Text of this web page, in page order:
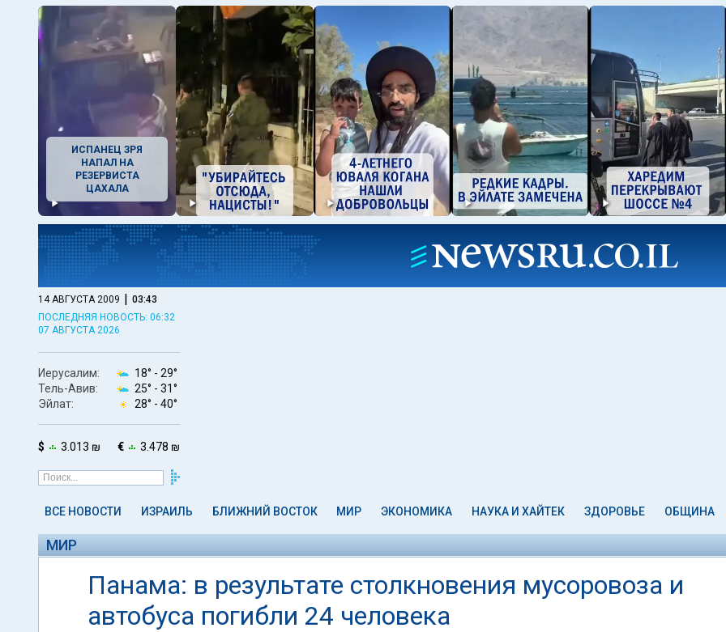
ИСПАНЕЦ ЗРЯ
НАПАЛ НА
РЕЗЕРВИСТА
ЦАХАЛА
14 АВГУСТА 2009 | 03:43
ПОСЛЕДНЯЯ НОВОСТЬ: 06:32
07 АВГУСТА 2026
Иерусалим: 18° - 29°
Тель-Авив:
25° - 31°
Эйлат:
28° - 40°
$ 3.013 ₪ € 3.478 ₪
ВСЕ НОВОСТИ ИЗРАИЛЬ БЛИЖНИЙ ВОСТОК МИР ЭКОНОМИКА НАУКА И ХАЙТЕК ЗДОРОВЬЕ ОБЩИНА
МИР
Панама: в результате столкновения мусоровоза и
автобуса погибли 24 человека